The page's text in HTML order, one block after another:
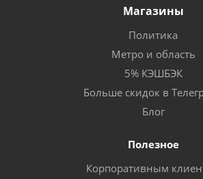
Магазины
Политика
Метро и область
5% КЭШБЭК
Больше скидок в
Блог
Полезное
Корпоративным